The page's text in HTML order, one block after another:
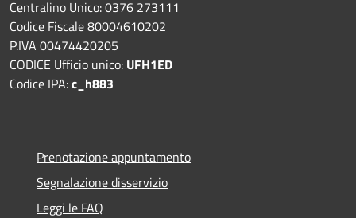
Centralino Unico: 0376 273111
Codice Fiscale 80004610202
P.IVA 00474420205
CODICE Ufficio unico: UFH1ED
Codice IPA:c_h883
Prenotazione appuntamento
Segnalazione disservizio
Leggi le FAQ